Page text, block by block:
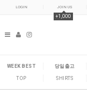
LOGIN JOIN US
+1,000
WEEK BEST 당일출고
TOP SHIRTS